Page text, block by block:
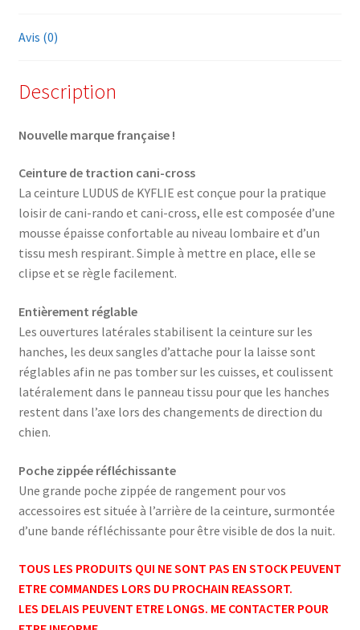
Avis (0)
Description
Nouvelle marque française !
Ceinture de traction cani-cross
La ceinture LUDUS de KYFLIE est conçue pour la pratique
loisir de cani-rando et cani-cross, elle est composée d’une
mousse épaisse confortable au niveau lombaire et d’un
tissu mesh respirant. Simple à mettre en place, elle se
clipse et se règle facilement.
Entièrement réglable
Les ouvertures latérales stabilisent la ceinture sur les
hanches, les deux sangles d’attache pour la laisse sont
réglables afin ne pas tomber sur les cuisses, et coulissent
latéralement dans le panneau tissu pour que les hanches
restent dans l’axe lors des changements de direction du
chien.
Poche zippée réfléchissante
Une grande poche zippée de rangement pour vos
accessoires est située à l’arrière de la ceinture, surmontée
d’une bande réfléchissante pour être visible de dos la nuit.
TOUS LES PRODUITS QUI NE SONT PAS EN STOCK PEUVENT
ETRE COMMANDES LORS DU PROCHAIN REASSORT.
LES DELAIS PEUVENT ETRE LONGS. ME CONTACTER POUR